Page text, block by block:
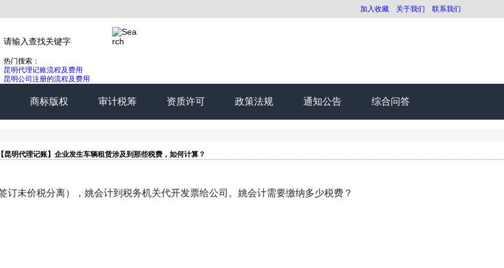
加入收藏 关于我们 联系我们
热门搜索：
昆明代理记账流程及费用
昆明公司注册的流程及费用
商标版权 审计税筹 资质许可 政策法规 通知公告 综合问答
【昆明代理记账】企业发生车辆租赁涉及到那些税费，如何计算？
未价税分离），姚会计到税务机关代开发票给公司。姚会计需要缴纳多少税费？